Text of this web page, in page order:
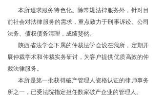
本所追求服务特色化。除常规法律服务外，针对目
前社会对法律服务的需求，重点致力于刑事诉讼、公司
法务、债权债务清理，成绩斐然。
陕西省法学会下属的仲裁法学会设在我所，定期开
展仲裁学术和仲裁实务研讨，为客户提供优质高效的仲
裁法律服务。
本所是第一批获得破产管理人资格认证的律师事务
所之一，已受法院指定担任数家破产企业的管理人。